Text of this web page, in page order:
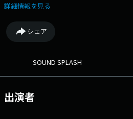
クリス＆鎌田アレクシッチさやか (木)DJ
ング 】 はぴねすくらぶのおススメ商
ソフト99インフォメーション 】 週間
【 Smart money assist your life 】 保険
報 番組Webサイト：https://
ッシュタグは「#ss775」 Xアカウントは
詳細情報を見る
シェア
SOUND SPLASH
出演者